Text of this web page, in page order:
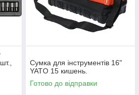
Сумка для інструментів 16"
YATO 15 кишень.
Готово до відправки